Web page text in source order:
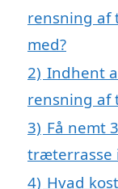
rensning af
med?
2) Indhent
rensning af
3) Få nemt
træterrasse
4) Hvad